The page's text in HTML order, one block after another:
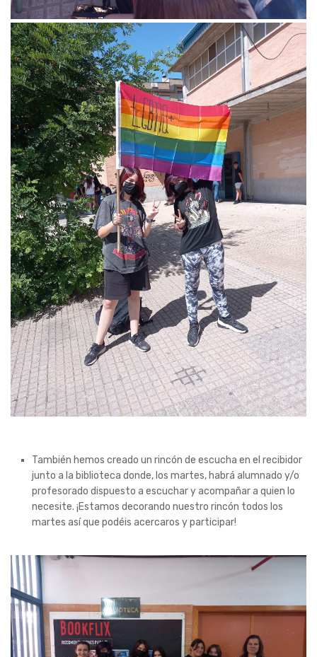
También hemos creado un rincón de escucha en el recibidor
junto a la biblioteca donde, los martes, habrá alumnado y/o
profesorado dispuesto a escuchar y acompañar a quien lo
necesite. ¡Estamos decorando nuestro rincón todos los
martes así que podéis acercaros y participar!